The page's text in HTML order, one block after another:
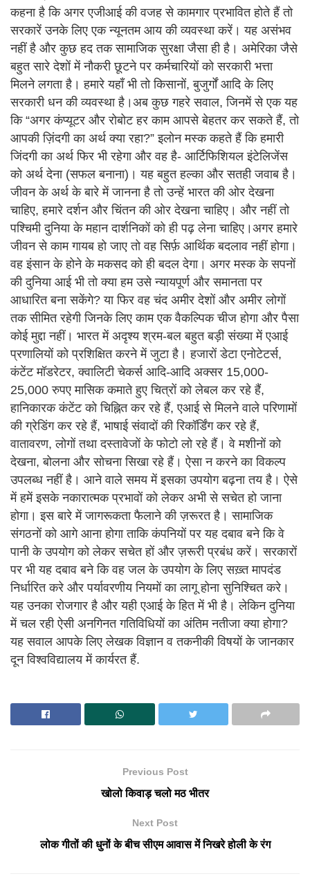
कहना है कि अगर एजीआई की वजह से कामगार प्रभावित होते हैं तो
सरकारें उनके लिए एक न्यूनतम आय की व्यवस्था करें। यह असंभव
नहीं है और कुछ हद तक सामाजिक सुरक्षा जैसा ही है। अमेरिका जैसे
बहुत सारे देशों में नौकरी छूटने पर कर्मचारियों को सरकारी भत्ता
मिलने लगता है। हमारे यहाँ भी तो किसानों, बुजुर्गों आदि के लिए
सरकारी धन की व्यवस्था है।अब कुछ गहरे सवाल, जिनमें से एक यह
कि “अगर कंप्यूटर और रोबोट हर काम आपसे बेहतर कर सकते हैं, तो
आपकी ज़िंदगी का अर्थ क्या रहा?” इलोन मस्क कहते हैं कि हमारी
जिंदगी का अर्थ फिर भी रहेगा और वह है- आर्टिफिशियल इंटेलिजेंस
को अर्थ देना (सफल बनाना)। यह बहुत हल्का और सतही जवाब है।
जीवन के अर्थ के बारे में जानना है तो उन्हें भारत की ओर देखना
चाहिए, हमारे दर्शन और चिंतन की ओर देखना चाहिए। और नहीं तो
पश्चिमी दुनिया के महान दार्शनिकों को ही पढ़ लेना चाहिए।अगर हमारे
जीवन से काम गायब हो जाए तो वह सिर्फ़ आर्थिक बदलाव नहीं होगा।
वह इंसान के होने के मकसद को ही बदल देगा। अगर मस्क के सपनों
की दुनिया आई भी तो क्या हम उसे न्यायपूर्ण और समानता पर
आधारित बना सकेंगे? या फिर वह चंद अमीर देशों और अमीर लोगों
तक सीमित रहेगी जिनके लिए काम एक वैकल्पिक चीज होगा और पैसा
कोई मुद्दा नहीं। भारत में अदृश्य श्रम-बल बहुत बड़ी संख्या में एआई
प्रणालियों को प्रशिक्षित करने में जुटा है। हजारों डेटा एनोटेटर्स,
कंटेंट मॉडरेटर, क्वालिटी चेकर्स आदि-आदि अक्सर 15,000-
25,000 रुपए मासिक कमाते हुए चित्रों को लेबल कर रहे हैं,
हानिकारक कंटेंट को चिह्नित कर रहे हैं, एआई से मिलने वाले परिणामों
की ग्रेडिंग कर रहे हैं, भाषाई संवादों की रिकॉर्डिंग कर रहे हैं,
वातावरण, लोगों तथा दस्तावेजों के फोटो लो रहे हैं। वे मशीनों को
देखना, बोलना और सोचना सिखा रहे हैं। ऐसा न करने का विकल्प
उपलब्ध नहीं है। आने वाले समय में इसका उपयोग बढ़ना तय है। ऐसे
में हमें इसके नकारात्मक प्रभावों को लेकर अभी से सचेत हो जाना
होगा। इस बारे में जागरूकता फैलाने की ज़रूरत है। सामाजिक
संगठनों को आगे आना होगा ताकि कंपनियों पर यह दबाव बने कि वे
पानी के उपयोग को लेकर सचेत हों और ज़रूरी प्रबंध करें। सरकारों
पर भी यह दबाव बने कि वह जल के उपयोग के लिए सख़्त मापदंड
निर्धारित करे और पर्यावरणीय नियमों का लागू होना सुनिश्चित करे।
यह उनका रोजगार है और यही एआई के हित में भी है। लेकिन दुनिया
में चल रही ऐसी अनगिनत गतिविधियों का अंतिम नतीजा क्या होगा?
यह सवाल आपके लिए लेखक विज्ञान व तकनीकी विषयों के जानकार
दून विश्वविद्यालय में कार्यरत हैं.
Previous Post
खोलो किवाड़ चलो मठ भीतर
Next Post
लोक गीतों की धुनों के बीच सीएम आवास में निखरे होली के रंग